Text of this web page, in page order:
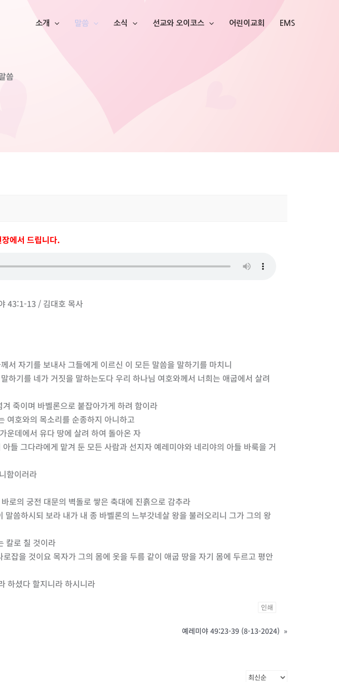
소개 말씀 소식 선교와 오이코스 어린이교회 EMS
씀
에서 드립니다.
43:1-13 / 김대호 목사
서 자기를 보내사 그들에게 이르신 이 모든 말씀을 말하기를 마치니
기를 네가 거짓을 말하는도다 우리 하나님 여호와께서 너희는 애굽에서 살려
죽이며 바벨론으로 붙잡아가게 하려 함이라
여호와의 목소리를 순종하지 아니하고
운데에서 유다 땅에 살려 하여 돌아온 자
들 그다랴에게 맡겨 둔 모든 사람과 선지자 예레미야와 네리야의 아들 바룩을 거
함이러라
로의 궁전 대문의 벽돌로 쌓은 축대에 진흙으로 감추라
씀하시되 보라 내가 내 종 바벨론의 느부갓네살 왕을 불러오리니 그가 그의 왕
칼로 칠 것이라
잡을 것이요 목자가 그의 몸에 옷을 두름 같이 애굽 땅을 자기 몸에 두르고 평안
하셨다 할지니라 하시니라
인쇄
예레미야 49:23-39 (8-13-2024) »